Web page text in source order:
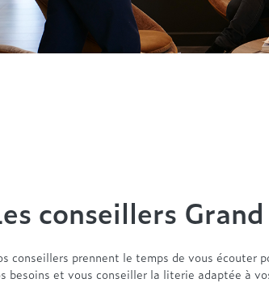
conseillers
conseillers prennent le temps de vous écouter
besoins et vous conseiller la literie adaptée à